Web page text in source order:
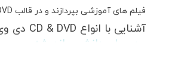
فیلم های آموزشی بپردازند و در قالب
آشنایی با انواع CD & DVD دی وی دی های آموزشی
رهپویان دانش و اندیشه
انتشارات رهپویان از سال اول